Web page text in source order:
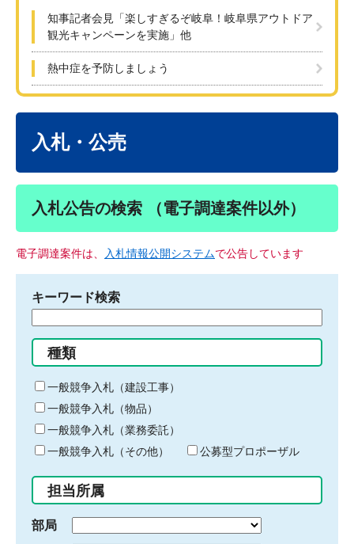
知事記者会見「楽しすぎるぞ岐阜！岐阜県アウトドア
観光キャンペーンを実施」他
熱中症を予防しましょう
入札・公売
入札公告の検索 （電子調達案件以外）
電子調達案件は、 入札情報公開システムで公告しています
キーワード検索
る
キ
ー
ワ
ー
ド
入
力
種類
一般競争入札（建設工事）
一般競争入札（物品）
一般競争入札（業務委託）
一般競争入札（その他）
公募型プロポーザル
担当所属
部局